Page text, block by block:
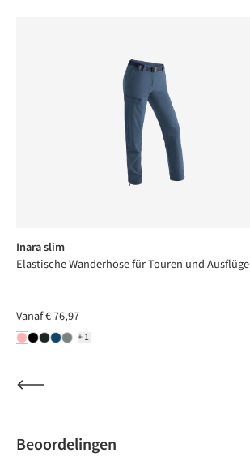
+1
Inara slim
Elastische Wanderhose für Touren und Ausflüge
Vanaf€ 76,97
Beoordelingen